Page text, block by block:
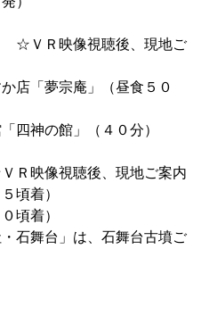
Ｒ映像視聴後、現地ご
「夢宗庵」（昼食５０
神の館」（４０分）
像視聴後、現地ご案内
着）
着）
舞台」は、石舞台古墳ご